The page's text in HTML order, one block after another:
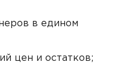
в едином
цен и остатков;